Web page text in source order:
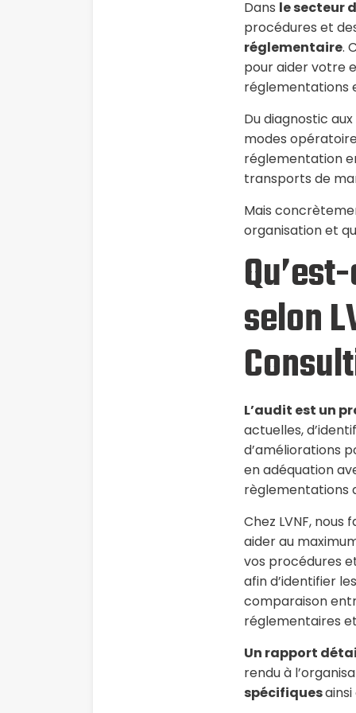
Dans le secteur
procédures et
réglementaire.
pour aider votre
réglementations
Du diagnostic
modes
réglementation
transports de
Mais
organisation et
selon
L’audit est un
actuelles,
d’améliorations
en adéquation
règlementations
Chez LVNF,
aider au
vos procédures
afin d’identifier
comparaison
réglementaires
Un rapport
rendu à
spécifiquesainsi